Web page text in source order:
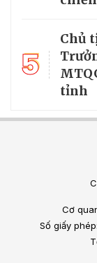
5
Chủ
tỉnh
Cơ
Số giấy